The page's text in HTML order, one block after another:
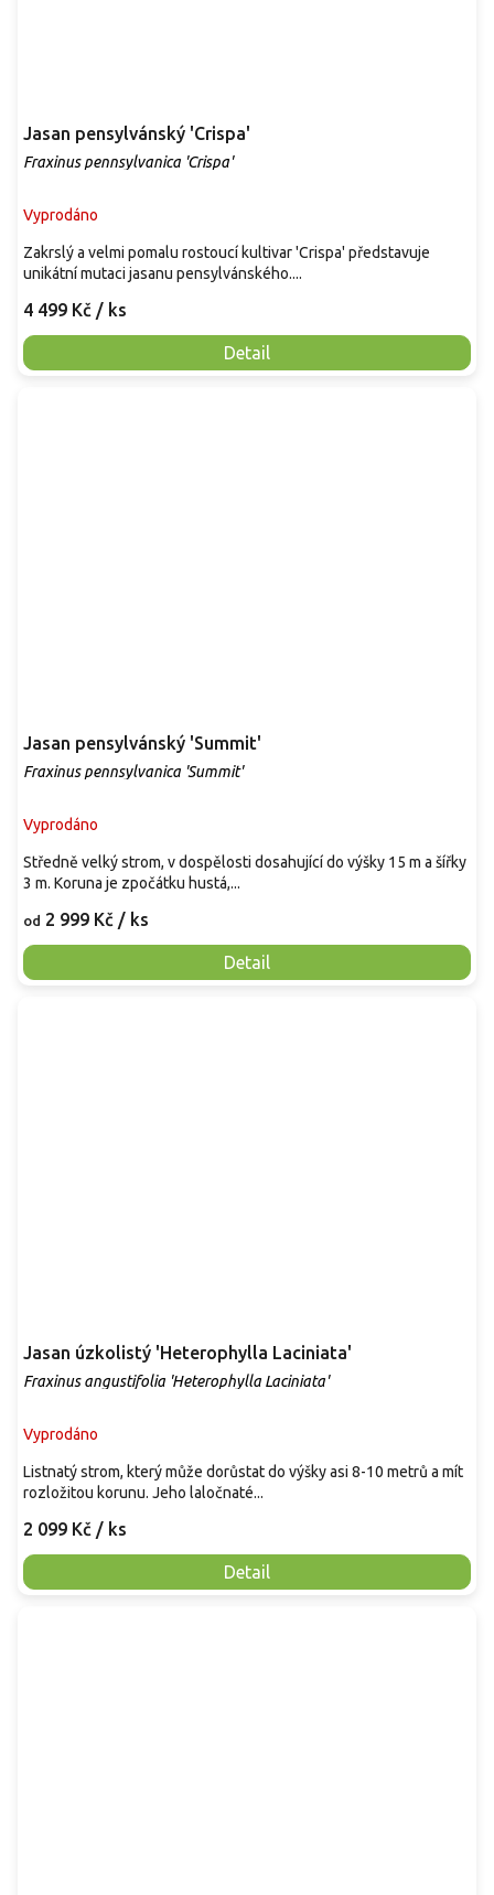
Jasan pensylvánský 'Crispa'
Fraxinus pennsylvanica 'Crispa'
Vyprodáno
4 499 Kč / ks
Detail
Zakrslý a velmi pomalu rostoucí kultivar 'Crispa' představuje
unikátní mutaci jasanu pensylvánského....
Jasan pensylvánský 'Summit'
Fraxinus pennsylvanica 'Summit'
Vyprodáno
od 2 999 Kč / ks
Detail
Středně velký strom, v dospělosti dosahující do výšky 15 m a šířky
3 m. Koruna je zpočátku hustá,...
Jasan úzkolistý 'Heterophylla Laciniata'
Fraxinus angustifolia 'Heterophylla Laciniata'
Vyprodáno
2 099 Kč / ks
Detail
Listnatý strom, který může dorůstat do výšky asi 8-10 metrů a mít
rozložitou korunu. Jeho laločnaté...